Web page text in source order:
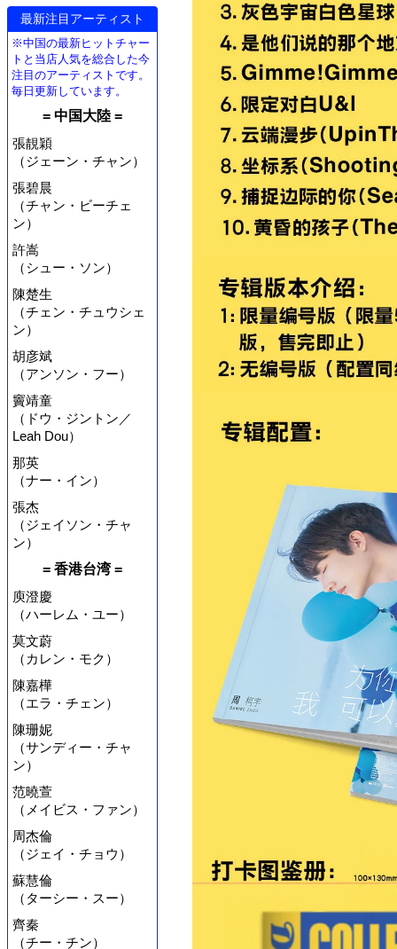
最新注目アーティスト
※中国の最新ヒットチャー
トと当店人気を総合した今
注目のアーティストです。
毎日更新しています。
= 中国大陸 =
張靚穎
（ジェーン・チャン）
張碧晨
（チャン・ビーチェ
ン）
許嵩
（シュー・ソン）
陳楚生
（チェン・チュウシェ
ン）
胡彦斌
（アンソン・フー）
竇靖童
（ドウ・ジントン／
Leah Dou）
那英
（ナー・イン）
張杰
（ジェイソン・チャ
ン）
= 香港台湾 =
庾澄慶
（ハーレム・ユー）
莫文蔚
（カレン・モク）
陳嘉樺
（エラ・チェン）
陳珊妮
（サンディー・チャ
ン）
范曉萱
（メイビス・ファン）
周杰倫
（ジェイ・チョウ）
蘇慧倫
（ターシー・スー）
齊秦
（チー・チン）